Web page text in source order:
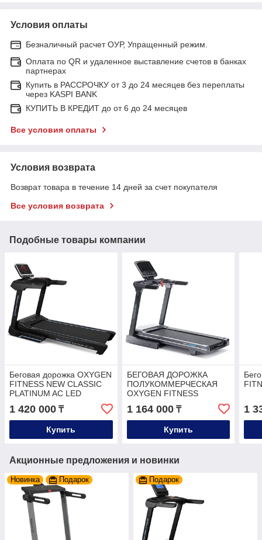
Условия оплаты
Безналичный расчет ОУР, Упращенный режим.
Оплата по QR и удаленное выставление счетов в банках
партнерах
Купить в РАССРОЧКУ от 3 до 24 месяцев без переплаты
через KASPI BANK
КУПИТЬ В КРЕДИТ до от 6 до 24 месяцев
Все условия оплаты
Условия возврата
Возврат товара в течение 14 дней за счет покупателя
Все условия возврата
Подобные товары компании
Беговая дорожка OXYGEN
FITNESS NEW CLASSIC
PLATINUM AC LED
1 420 000 ₸
Купить
БЕГОВАЯ ДОРОЖКА
ПОЛУКОММЕРЧЕСКАЯ
OXYGEN FITNESS
COBALT TFT PRO
1 164 000₸
Купить
1
Акционные предложения и новинки
Новинка Подарок Подарок